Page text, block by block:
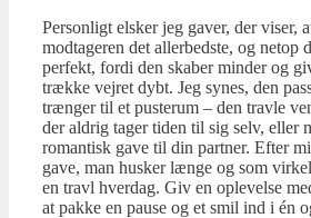
Personligt elsker jeg gaver, der viser,
modtageren det allerbedste, og netop
perfekt, fordi den skaber minder og
trække vejret dybt. Jeg synes, den
trænger til et pusterum – den travle
der aldrig tager tiden til sig selv, eller
romantisk gave til din partner. Efter
gave, man husker længe og som
en travl hverdag. Giv en oplevelse
at pakke en pause og et smil ind i én